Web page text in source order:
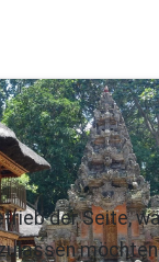
der Seite,